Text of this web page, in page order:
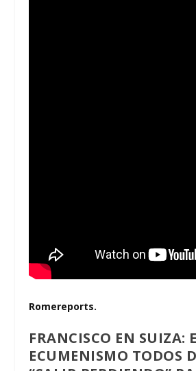
Romereports.
FRANCISCO EN SUIZA:
ECUMENISMO TODOS